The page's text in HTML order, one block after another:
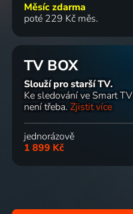
Měsíc zdarma
poté 229 Kč měs.
TV BOX
Slouží pro starší TV.
Ke sledování ve Smart TV
není třeba. Zjistit více
jednorázově
1 899 Kč